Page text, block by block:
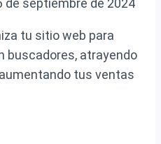
de septiembre de 2024
tu sitio web para
buscadores, atrayendo
tus ventas